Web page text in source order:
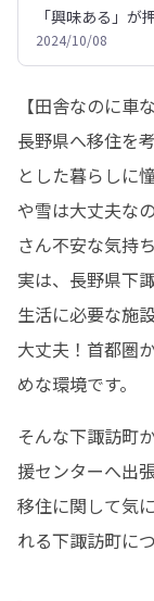
「興味ある」が
2024/10/08
【田舎なのに車
長野県へ移住を
とした暮らしに
や雪は大丈夫な
さん不安な気持
実は、長野県下
生活に必要な施
大丈夫！首都圏
めな環境です。
そんな下諏訪町
援センターへ出
移住に関して気
れる下諏訪町に